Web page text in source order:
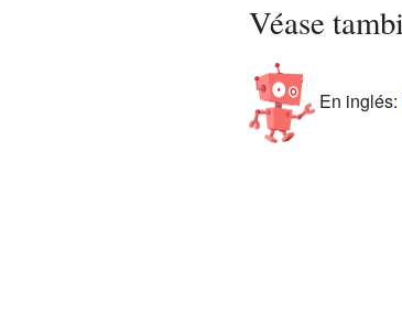
Véase
En inglés: